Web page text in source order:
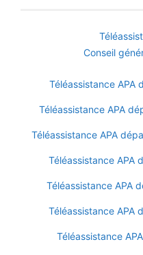
Conseil
Téléassistance APA
Téléassistance APA
Téléassistance APA
Téléassistance APA
Téléassistance APA
Téléassistance APA
Téléassistance